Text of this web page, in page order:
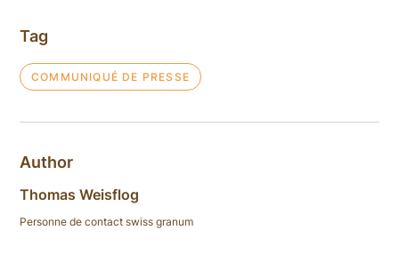
Tag
COMMUNIQUÉ DE PRESSE
Author
Thomas Weisflog
Personne de contact swiss granum